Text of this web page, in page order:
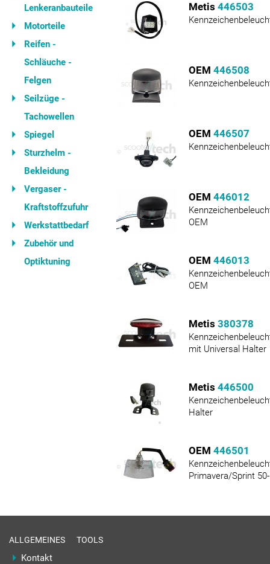
Lenkeranbauteile
Motorteile
Reifen -
Schläuche -
Felgen
Seilzüge -
Tachowellen
Spiegel
Sturzhelm -
Bekleidung
Vergaser -
Kraftstoffzufuhr
Werkstattbedarf
Zubehör und
Optiktuning
Metis 446503
OEM 446508
OEM 446507
OEM 446012
OEM
OEM 446013
OEM
Metis 380378
mit Universal Halter
Metis 446500
Halter
OEM 446501
Primavera/Sprint
ALLGEMEINES
Kontakt
TOOLS